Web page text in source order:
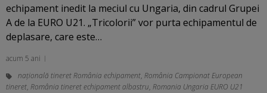
echipament inedit la meciul cu Ungaria, din cadrul Grupei
A de la EURO U21. „Tricolorii” vor purta echipamentul de
deplasare, care este…
acum 5 ani
națională tineret România echipament, România Campionat European
tineret, România tineret echipament albastru, Romania Ungaria EURO U21